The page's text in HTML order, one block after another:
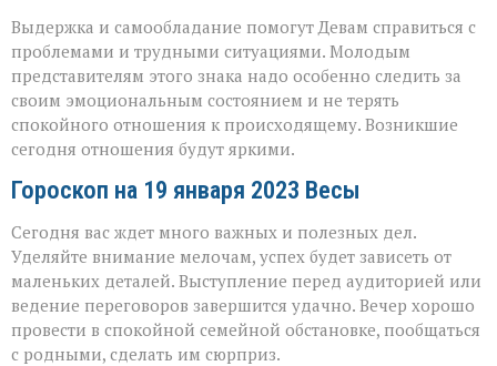
Выдержка и самообладание помогут Девам справиться с
проблемами и трудными ситуациями. Молодым
представителям этого знака надо особенно следить за
своим эмоциональным состоянием и не терять
спокойного отношения к происходящему. Возникшие
сегодня отношения будут яркими.
Гороскоп на 19 января 2023 Весы
Сегодня вас ждет много важных и полезных дел.
Уделяйте внимание мелочам, успех будет зависеть от
маленьких деталей. Выступление перед аудиторией или
ведение переговоров завершится удачно. Вечер хорошо
провести в спокойной семейной обстановке, пообщаться
с родными, сделать им сюрприз.